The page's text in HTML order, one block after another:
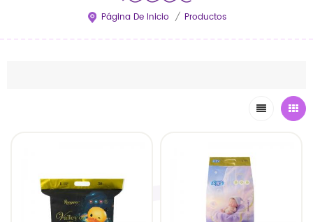
Página De Inicio / Productos